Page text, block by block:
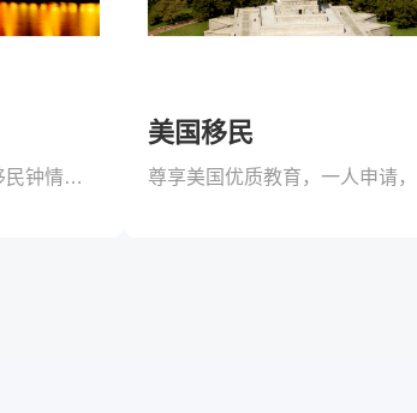
经典老牌移民国，华人移民钟情地！
美国移民